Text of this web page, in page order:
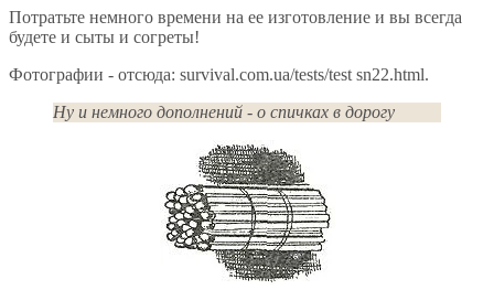
Потратьте немного времени на ее изготовление и вы всегда
будете и сыты и согреты!
Фотографии - отсюда: survival.com.ua/tests/test sn22.html.
Ну и немного дополнений - о спичках в дорогу